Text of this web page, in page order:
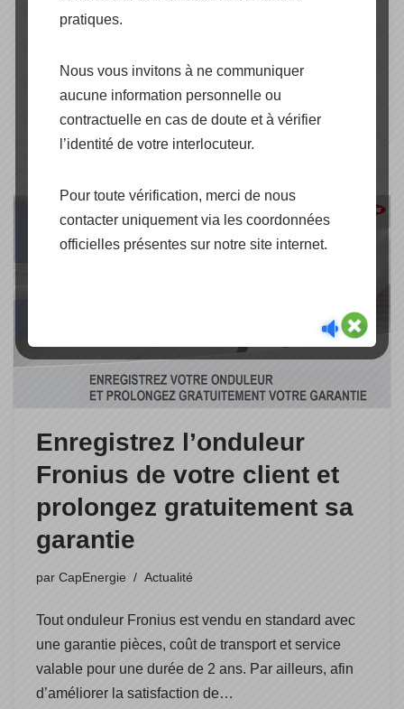
CapEnergie offre la possibilité à ses clients
aux webinaires Kostal. Compacts, gratuits et d’une
durée d’une heure, ces webinaires (conférences en
lignes sur internet) sont…
Enregistrez l’onduleur
Fronius de votre client et
prolongez gratuitement sa
garantie
par CapEnergie Actualité
Tout onduleur Fronius est vendu en standard avec
une garantie pièces, coût de transport et service
valable pour une durée de 2 ans. Par ailleurs, afin
d’améliorer la satisfaction de…
pratiques.
Nous vous invitons à ne communiquer
aucune information personnelle ou
contractuelle en cas de doute et à vérifier
l’identité de votre interlocuteur.
Pour toute vérification, merci de nous
contacter uniquement via les coordonnées
officielles présentes sur notre site internet.